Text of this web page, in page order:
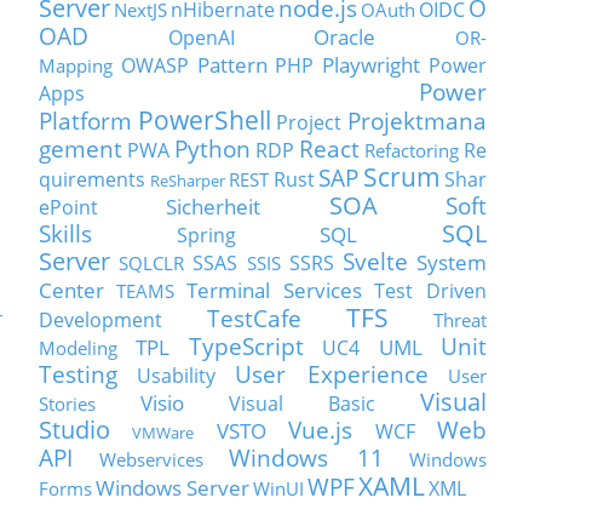
Server NextJS nHibernatenode.js OAuth OIDCO
OAD
OpenAI Oracle
OR-
Mapping OWASP Pattern PHP Playwright Power
Apps
Power
Platform PowerShell Project Projektmana
gement PWA Python RDP React Refactoring Re
quirements ReSharper REST Rust SAP Scrum Shar
ePoint
Sicherheit SOA
Soft
Skills
Spring SQL
SQL
Server SQLCLR SSAS SSIS SSRS Svelte System
Center TEAMS Terminal Services Test Driven
Development
TestCafe TFS
Threat
Modeling
TPL TypeScript UC4 UML
Unit
Testing
Usability User Experience
User
Stories
Visio Visual Basic
Visual
Studio
VMWare VSTO Vue.js WCF
Web
API
Webservices Windows 11
Windows
FormsWindows ServerWinUI WPFXAMLXML